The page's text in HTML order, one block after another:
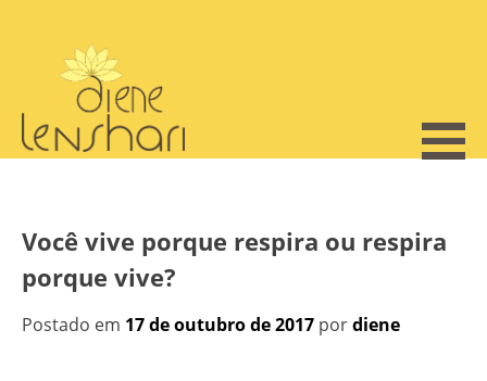
content
Você vive porque respira ou respira
porque vive?
Postado em 17 de outubro de 2017 pordiene